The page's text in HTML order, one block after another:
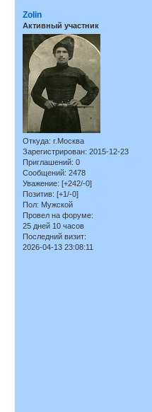
Zolin
Активный участник
Откуда: г.Москва
Зарегистрирован: 2015-12-23
Приглашений: 0
Сообщений: 2478
Уважение: [+242/-0]
Позитив: [+1/-0]
Пол: Мужской
Провел на форуме:
25 дней 10 часов
Последний визит:
2026-04-13 23:08:11